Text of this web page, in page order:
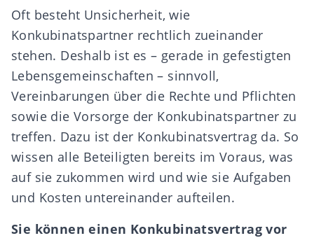
Oft besteht Unsicherheit, wie
Konkubinatspartner rechtlich zueinander
stehen. Deshalb ist es – gerade in gefestigten
Lebensgemeinschaften – sinnvoll,
Vereinbarungen über die Rechte und Pflichten
sowie dieVorsorge der Konkubinatspartner zu
treffen. Dazu ist der Konkubinatsvertrag da. So
wissen alle Beteiligten bereits im Voraus, was
auf sie zukommen wird und wie sie Aufgaben
und Kosten untereinander aufteilen.
Sie können einen Konkubinatsvertrag vor